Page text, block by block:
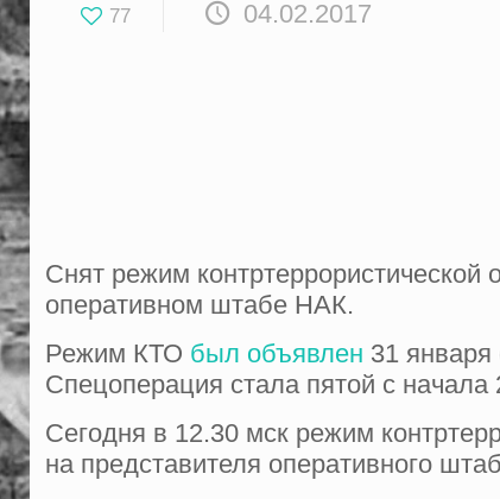
77 04.02.2017
Снят режим
оперативном штабе НАК.
Режим КТО был объявлен 31 января
Спецоперация стала пятой с начала
Сегодня в 12.30 мск режим
на представителя оперативного